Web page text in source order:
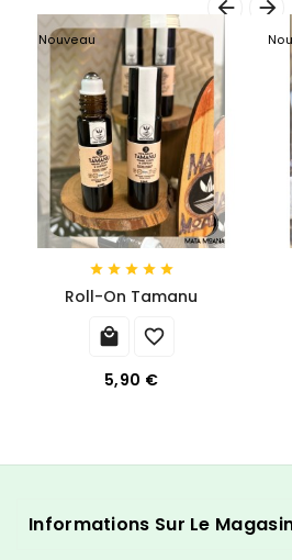
 
Nouveau
    
Roll-On Tamanu
 
5,90 €
Informations Sur Le